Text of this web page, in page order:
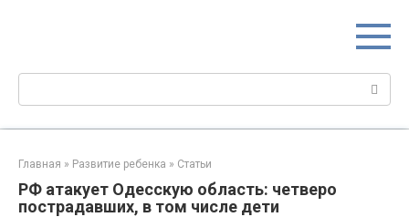
Поиск:
Главная » Развитие ребенка » Статьи
РФ атакует Одесскую область: четверо
пострадавших, в том числе дети